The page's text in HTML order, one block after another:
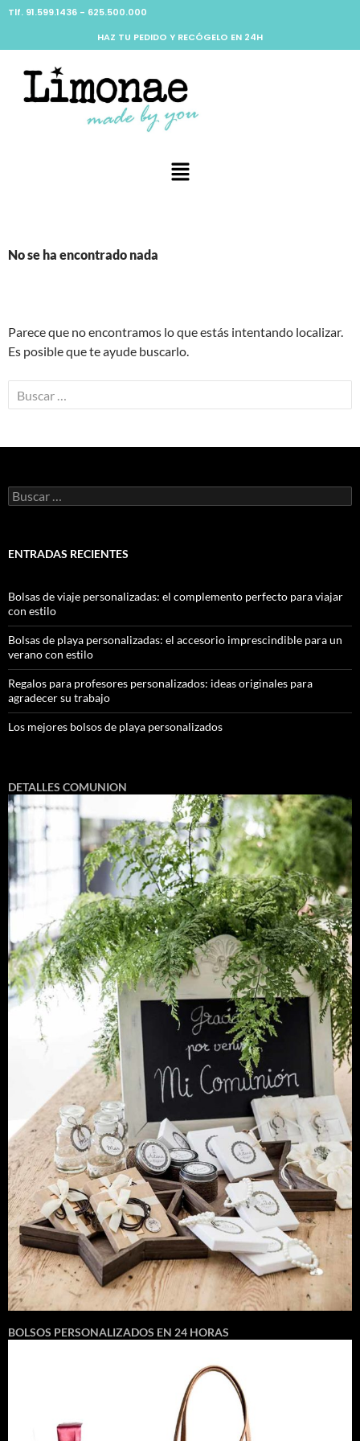
Tlf. 91.599.1436 - 625.500.000
HAZ TU PEDIDO Y RECÓGELO EN 24H
No se ha encontrado nada
Parece que no encontramos lo que estás intentando localizar.
Es posible que te ayude buscarlo.
ENTRADAS RECIENTES
Bolsas de viaje personalizadas: el complemento perfecto para viajar
con estilo
Bolsas de playa personalizadas: el accesorio imprescindible para un
verano con estilo
Regalos para profesores personalizados: ideas originales para
agradecer su trabajo
Los mejores bolsos de playa personalizados
DETALLES COMUNION
BOLSOS PERSONALIZADOS EN 24 HORAS